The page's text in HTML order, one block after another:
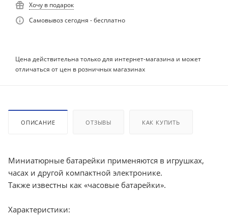
Хочу в подарок
Самовывоз сегодня - бесплатно
Цена действительна только для интернет-магазина и может
отличаться от цен в розничных магазинах
ОПИСАНИЕ ОТЗЫВЫ КАК КУПИТЬ
Миниатюрные батарейки применяются в игрушках,
часах и другой компактной электронике.
Также известны как «часовые батарейки».
Характеристики: